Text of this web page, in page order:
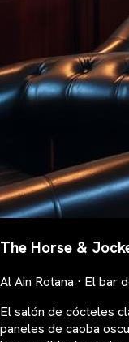
The Horse &
Al Ain Rotana · El bar
El salón de cócteles
paneles de caoba